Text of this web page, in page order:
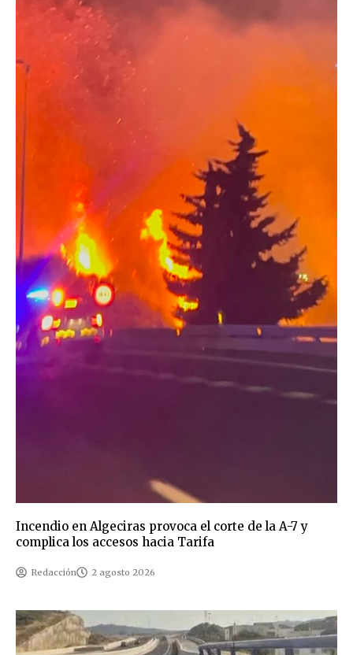
Incendio en Algeciras provoca el corte de la A-7 y
complica los accesos hacia Tarifa
Redacción 2 agosto 2026